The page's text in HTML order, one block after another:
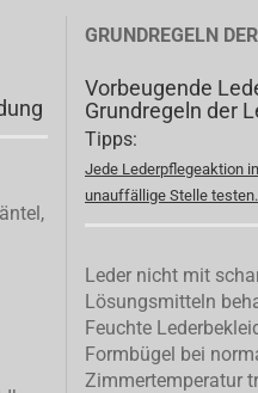
GRUNDREGELN
Vorbeugende
Grundregeln der
Tipps:
Jede Lederpflegeaktion
unauffällige Stelle testen.
Leder nicht mit
Lösungsmitteln
Feuchte
Formbügel bei
Zimmertemperatur